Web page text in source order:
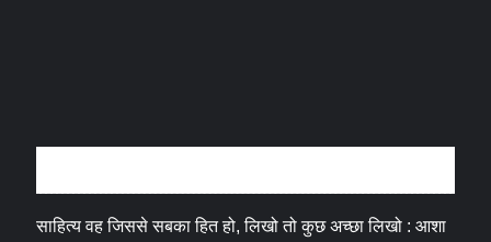
साहित्य वह जिससे सबका हित हो, लिखो तो कुछ अच्छा लिखो : आशा